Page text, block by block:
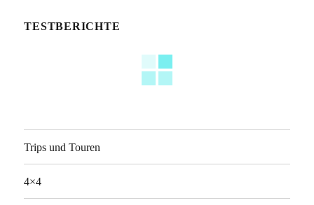
TESTBERICHTE
Trips und Touren
4×4